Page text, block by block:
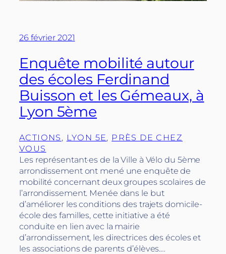
26 février 2021
Enquête mobilité autour
des écoles Ferdinand
Buisson et les Gémeaux, à
Lyon 5ème
ACTIONS , LYON 5E, PRÈS DE CHEZ
VOUS
Les représentant·es de la Ville à Vélo du 5ème
arrondissement ont mené une enquête de
mobilité concernant deux groupes scolaires de
l’arrondissement. Menée dans le but
d’améliorer les conditions des trajets domicile-
école des familles, cette initiative a été
conduite en lien avec la mairie
d’arrondissement, les directrices des écoles et
les associations de parents d’élèves.…